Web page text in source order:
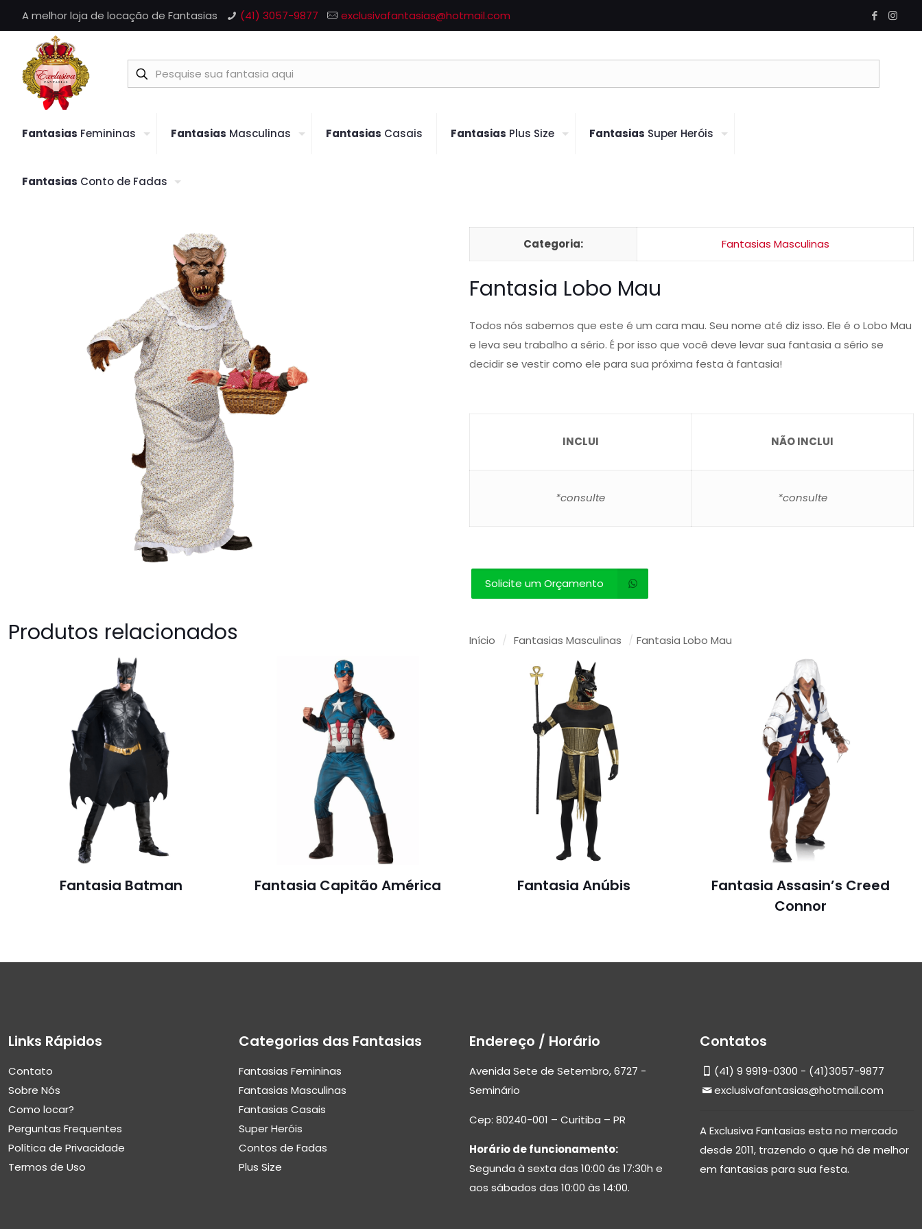
A melhor loja de locação de Fantasias (41) 3057-9877 exclusivafantasias@hotmail.com
Fantasias Femininas Fantasias Masculinas Fantasias Casais Fantasias Plus Size Fantasias Super Heróis
Fantasias Conto de Fadas
Categoria: Fantasias Masculinas
Fantasia Lobo Mau
Todos nós sabemos que este é um cara mau. Seu nome até diz isso. Ele é o Lobo Mau
e leva seu trabalho a sério. É por isso que você deve levar sua fantasia a sério se
decidir se vestir como ele para sua próxima festa à fantasia!
INCLUI NÃO INCLUI
*consulte *consulte
Solicite um Orçamento
Início / Fantasias Masculinas / Fantasia Lobo Mau
Produtos relacionados
Fantasia Batman Fantasia Capitão América Fantasia Anúbis
Fantasia Assasin’s Creed
Connor
Links Rápidos
Contato
Sobre Nós
Como locar?
Perguntas Frequentes
Política de Privacidade
Termos de Uso
Categorias das Fantasias
Fantasias Femininas
Fantasias Masculinas
Fantasias Casais
Super Heróis
Contos de Fadas
Plus Size
Endereço / Horário
Avenida Sete de Setembro, 6727 -
Seminário
Cep: 80240-001 – Curitiba – PR
Horário de funcionamento:
Segunda à sexta das 10:00 ás 17:30h e
aos sábados das 10:00 às 14:00.
Contatos
(41) 9 9919-0300 - (41)3057-9877
exclusivafantasias@hotmail.com
A Exclusiva Fantasias esta no mercado
desde 2011, trazendo o que há de melhor
em fantasias para sua festa.